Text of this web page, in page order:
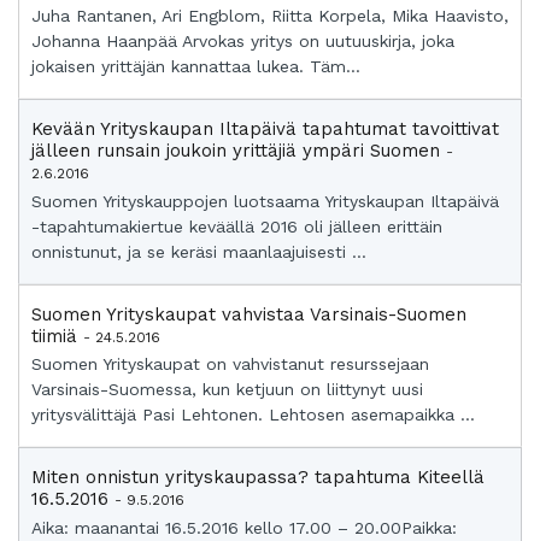
Juha Rantanen, Ari Engblom, Riitta Korpela, Mika Haavisto,
Johanna Haanpää Arvokas yritys on uutuuskirja, joka
jokaisen yrittäjän kannattaa lukea. Täm...
Kevään Yrityskaupan Iltapäivä tapahtumat tavoittivat
jälleen runsain joukoin yrittäjiä ympäri Suomen -
2.6.2016
Suomen Yrityskauppojen luotsaama Yrityskaupan Iltapäivä
-tapahtumakiertue keväällä 2016 oli jälleen erittäin
onnistunut, ja se keräsi maanlaajuisesti ...
Suomen Yrityskaupat vahvistaa Varsinais-Suomen
tiimiä - 24.5.2016
Suomen Yrityskaupat on vahvistanut resurssejaan
Varsinais-Suomessa, kun ketjuun on liittynyt uusi
yritysvälittäjä Pasi Lehtonen. Lehtosen asemapaikka ...
Miten onnistun yrityskaupassa? tapahtuma Kiteellä
16.5.2016 - 9.5.2016
Aika: maanantai 16.5.2016 kello 17.00 – 20.00Paikka: